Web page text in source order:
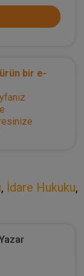
bir e-
, İdare Hukuku,